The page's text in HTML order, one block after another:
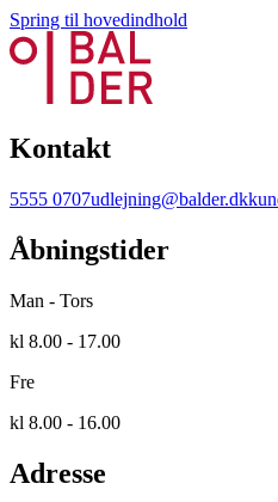
Spring til hovedindhold
Kontakt
5555 0707udlejning@balder.dk
Åbningstider
Man - Tors
kl 8.00 - 17.00
Fre
kl 8.00 - 16.00
Adresse